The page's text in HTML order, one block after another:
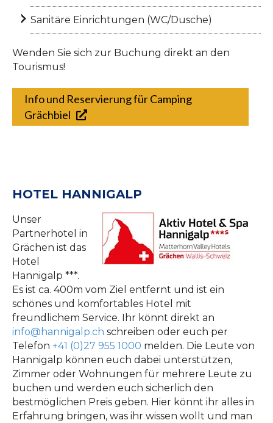
Sanitäre Einrichtungen (WC/Dusche)
Wenden Sie sich zur Buchung direkt an den
Tourismus!
Info und Reservierung für Camping
Grächbiel
HOTEL HANNIGALP
Unser
Partnerhotel in
Grächen ist das
Hotel
Hannigalp ***.
Es ist ca. 400m vom Ziel entfernt und ist ein
schönes und komfortables Hotel mit
freundlichem Service. Ihr könnt direkt an
info@hannigalp.ch schreiben oder euch per
Telefon +41 (0)27 955 1000 melden. Die Leute von
Hannigalp können euch dabei unterstützen,
Zimmer oder Wohnungen für mehrere Leute zu
buchen und werden euch sicherlich den
bestmöglichen Preis geben. Hier könnt ihr alles in
Erfahrung bringen, was ihr wissen wollt und man